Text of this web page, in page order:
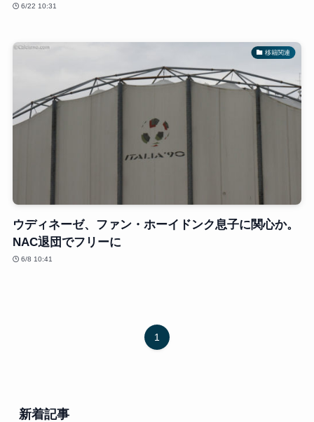
6/22 10:31
移籍関連
ウディネーゼ、ファン・ホーイドンク息子に関心か。
NAC退団でフリーに
6/8 10:41
1
新着記事